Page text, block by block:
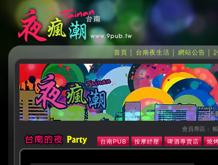
首頁 台南夜生活 網站公告
會員專區：
台南PUB
按摩紓壓 啤酒專賣店 燒